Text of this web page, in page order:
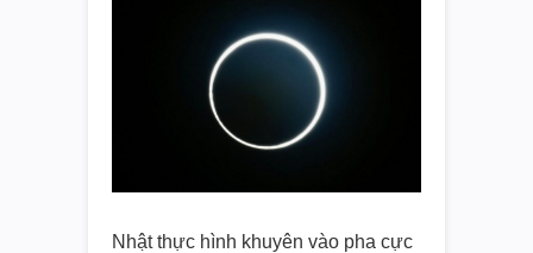
Nhật thực hình khuyên vào pha cực